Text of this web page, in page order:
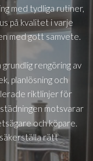
med tydliga rutiner,
på kvalitet i varje
med gott samvete.
grundlig rengöring av
planlösning och
riktlinjer för
motsvarar
och köpare.
rätt